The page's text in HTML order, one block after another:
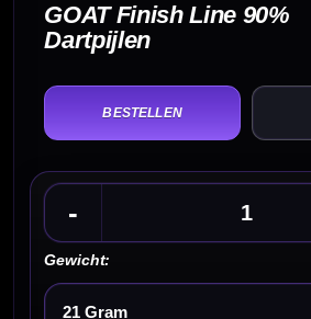
GOAT Finish Line 90%
Dartpijlen
-
Gewicht:
Kies een optie